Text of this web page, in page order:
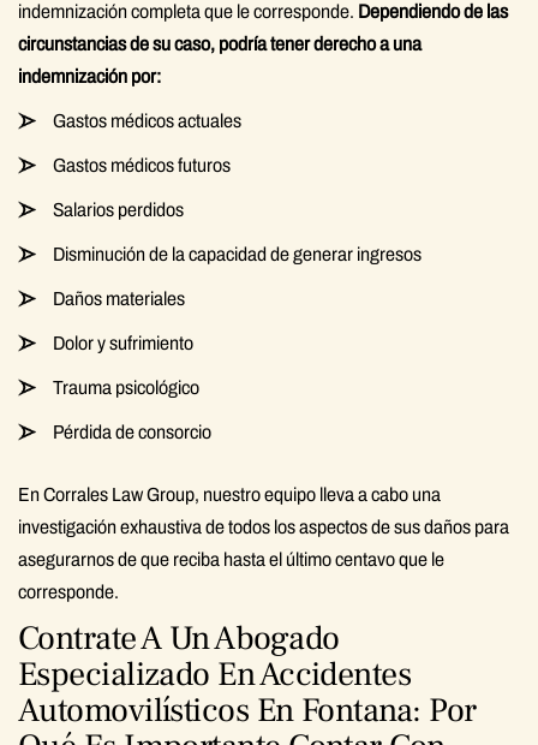
indemnización completa que le corresponde. Dependiendo de las
circunstancias de su caso, podría tener derecho a una
indemnización por:
Gastos médicos actuales
Gastos médicos futuros
Salarios perdidos
Disminución de la capacidad de generar ingresos
Daños materiales
Dolor y sufrimiento
Trauma psicológico
Pérdida de consorcio
En Corrales Law Group, nuestro equipo lleva a cabo una
investigación exhaustiva de todos los aspectos de sus daños para
asegurarnos de que reciba hasta el último centavo que le
corresponde.
Contrate A Un Abogado
Especializado En Accidentes
Automovilísticos En Fontana: Por